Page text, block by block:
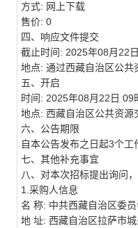
方式: 网上下载
售价: 0
四、响应文件提交
截止时间: 2025年08月22
地点: 通过西藏自治区公共
五、开启
时间: 2025年08月22日 09
地点: 西藏自治区公共资源
六、公告期限
自本公告发布之日起3个工
七、其他补充事宜
八、对本次招标提出询问
1.采购人信息
名 称: 中共西藏自治区委
地 址: 西藏自治区拉萨市